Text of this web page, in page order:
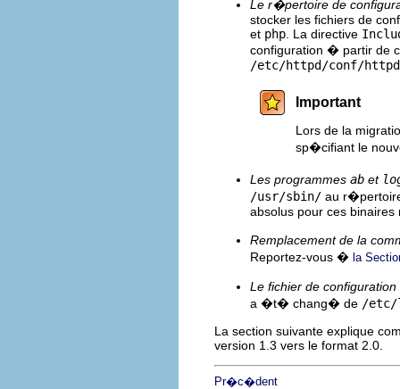
Le r�pertoire de
stocker les fichiers de
et php . La directive
configuration � partir de
/etc/httpd/conf/
Important
Lors de la
sp�cifiant le
Les programmes ab et
/usr/sbin/ au
absolus pour ces
Remplacement de la
Reportez-vous � la
Le fichier de configuration
a �t� chang� de /etc/
La section suivante explique
version 1.3 vers le format 2.0.
Pr�c�dent